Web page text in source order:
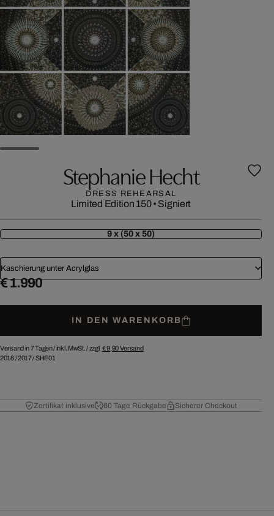
Stephanie Hecht
DRESS REHEARSAL
Limited Edition 150• Signiert
9 x (50 x 50)
Kaschierung unter Acrylglas
€ 1.990
IN DEN WARENKORB
Versand in 7 Tagen /inkl. MwSt. / zzgl. € 9,90Versand
2016/2017/SHE01
Zertifikat inklusive 60 Tage Rückgabe Sicherer Checkout